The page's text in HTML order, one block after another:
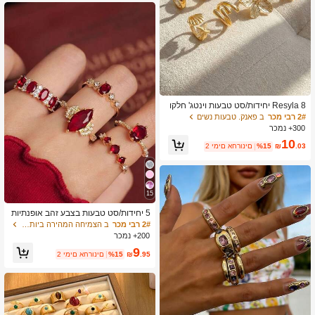
Resyla 8 יחידות/סט טבעות וינטג' חלקו
ת פשוטות, טבעות בהתאמה אישית כוכבי
ים בוהמיים, טבעות אופנתיות
2# רבי מכר
ב פאנק. טבעות נשים
300+ נמכר
₪10.03
%15 2 ימים אחרונים
15
5 יחידות/סט טבעות בצבע זהב אופנתיות
יוקרתיות עם ריינסטון ואבני חן אדומות, ת
כשיטים רב-תכליתיים המתאימים לחברה,
2# רבי מכר
200+ נמכר
₪9.95
%15 2 ימים אחרונים